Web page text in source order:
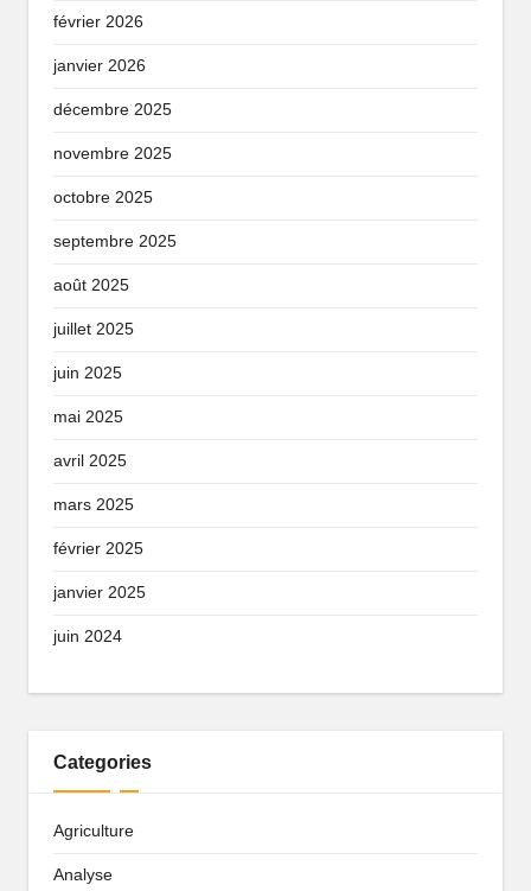
février 2026
janvier 2026
décembre 2025
novembre 2025
octobre 2025
septembre 2025
août 2025
juillet 2025
juin 2025
mai 2025
avril 2025
mars 2025
février 2025
janvier 2025
juin 2024
Categories
Agriculture
Analyse